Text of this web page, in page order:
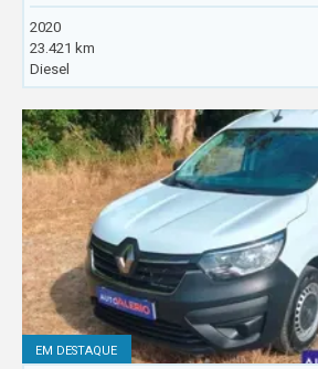
2020
23.421 km
Diesel
EM DESTAQUE